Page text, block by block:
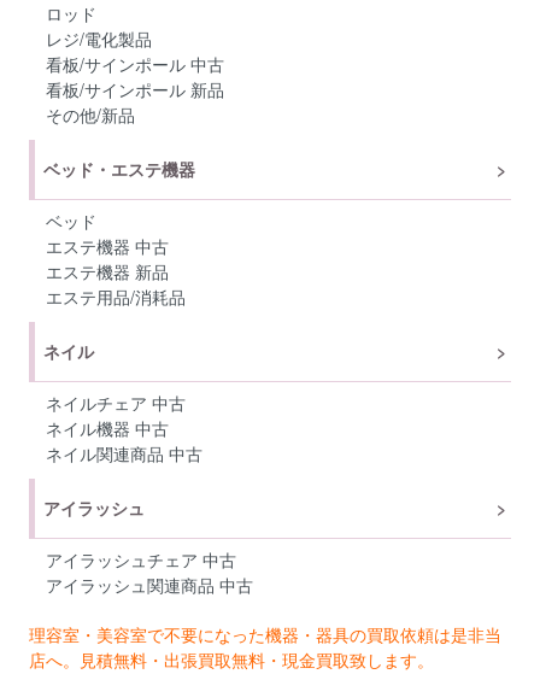
ロッド
レジ/電化製品
看板/サインポール 中古
看板/サインポール 新品
その他/新品
ベッド・エステ機器
ベッド
エステ機器 中古
エステ機器 新品
エステ用品/消耗品
ネイル
ネイルチェア 中古
ネイル機器 中古
ネイル関連商品 中古
アイラッシュ
アイラッシュチェア 中古
アイラッシュ関連商品 中古
理容室・美容室で不要になった機器・器具の買取依頼は是非当
店へ。見積無料・出張買取無料・現金買取致します。